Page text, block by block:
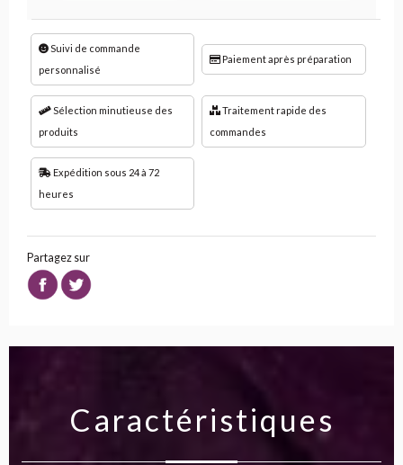
Suivi de commande
personnalisé
Paiement après préparation
Sélection minutieuse des
produits
Traitement rapide des
commandes
Expédition sous 24 à 72
heures
Partagez sur
Caractéristiques